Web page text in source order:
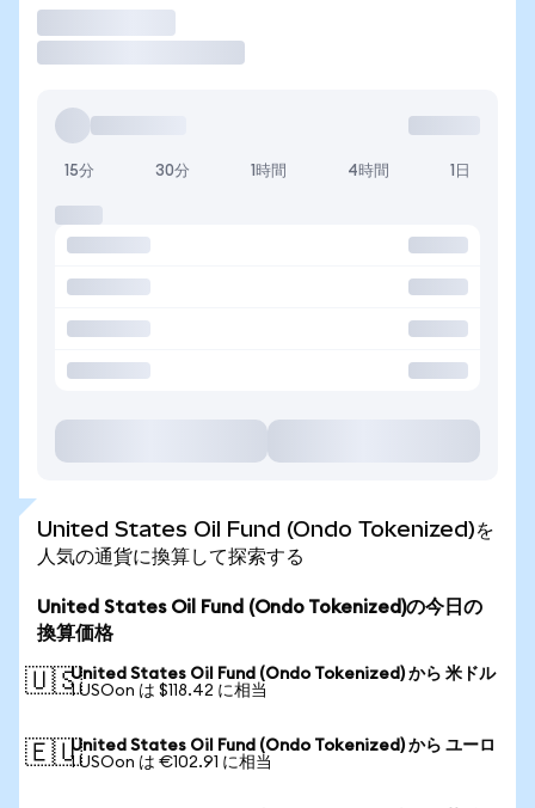
15分 30分 1時間 4時間 1日
United States Oil Fund (Ondo Tokenized)を
人気の通貨に換算して探索する
United States Oil Fund (Ondo Tokenized)の今日の
換算価格
🇺🇸United States Oil Fund (Ondo Tokenized) から 米ドル
1 USOon は $118.42 に相当
🇪🇺United States Oil Fund (Ondo Tokenized) から ユーロ
1 USOon は €102.91 に相当